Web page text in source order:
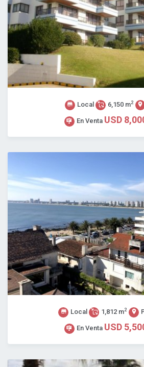
Local 6,150 m2
En Venta USD
Local 1,812 m2
En Venta USD